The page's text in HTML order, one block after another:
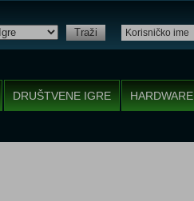
Traži
DRUŠTVENE IGRE HARDWARE